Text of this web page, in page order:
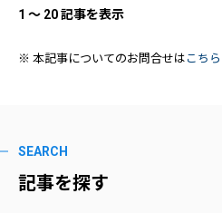
1 〜 20 記事を表示
※ 本記事についてのお問合せは こちら
SEARCH
記事を探す